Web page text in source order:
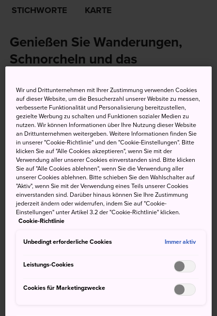
STICHWORTE KARTE
Genießen Sie Wanderungen,
Schnorcheln und das
Inselparadies
Die rund 50 Kilometer südlich vonChichijima
gelegene
Insel Hahajima ist das drittgrößte Eiland der
InselketteOgasawara
. Sie ist ein Paradies für Wildvögel,
und in ihrem milden Klima gedeiht eine üppige
Vegetation. Wanderwege auf der Insel bieten
atemberaubende Blicke auf eine großartige Naturkulisse.
Kurzinfo
Mögliche Aktivitäten auf der Insel sind Schnorcheln und
Auf der Insel gibt es keine öffentlichen Verkehrsmittel
Das Hauptdorf wurde um den Hafen Oki herum gebaut
Anfahrt
Wir und Drittunternehmen mit Ihrer Zustimmung verwenden Cookies
auf dieser Website, um die Besucherzahl unserer Website zu messen,
verbesserte Funktionalität und Personalisierung bereitzustellen,
gezielte Werbung zu schalten und Funktionen sozialer Medien zu
nutzen. Wir können Informationen über Ihre Nutzung dieser Website
an Drittunternehmen weitergeben. Weitere Informationen finden Sie
in unserer "Cookie-Richtlinie" und den "Cookie-Einstellungen". Bitte
klicken Sie auf "Alle Cookies akzeptieren", wenn Sie mit der
Verwendung aller unserer Cookies einverstanden sind. Bitte klicken
Sie auf "Alle Cookies ablehnen", wenn Sie die Verwendung aller
unserer Cookies ablehnen. Bitte schieben Sie den Wahlschalter auf
"Aktiv", wenn Sie mit der Verwendung eines Teils unserer Cookies
einverstanden sind. Darüber hinaus können Sie Ihre Zustimmung
jederzeit ändern oder widerrufen, indem Sie auf "Cookie-
Einstellungen" unter Artikel 3.2 der "Cookie-Richtlinie" klicken.
Cookie-Richtlinie
Unbedingt erforderliche Cookies Immer aktiv
Leistungs-Cookies
Cookies für Marketingzwecke